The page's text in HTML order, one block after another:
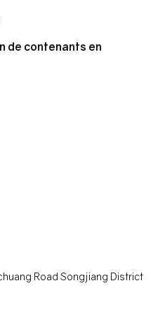
de contenants en
Road Songjiang District